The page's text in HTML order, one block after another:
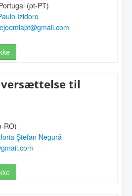
(pt-PT)
Izidoro
til
RO)
Ștefan Negură